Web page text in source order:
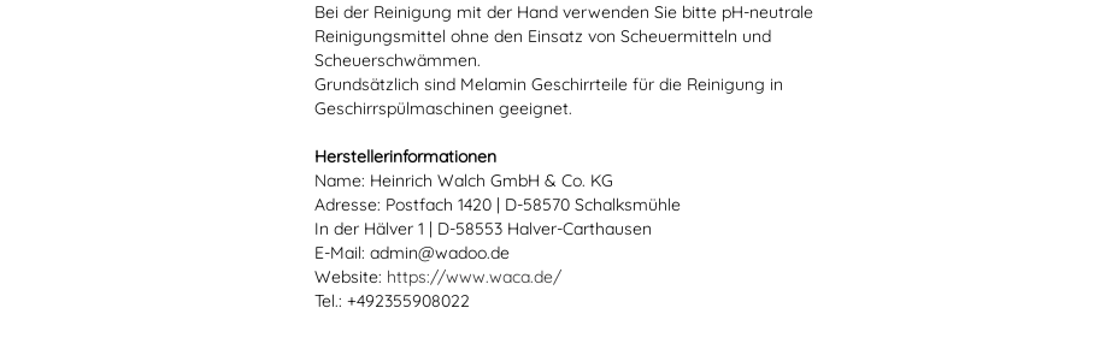
Bei der Reinigung mit der Hand verwenden Sie bitte pH-neutrale
Reinigungsmittel ohne den Einsatz von Scheuermitteln und
Scheuerschwämmen.
Grundsätzlich sind Melamin Geschirrteile für die Reinigung in
Geschirrspülmaschinen geeignet.
Herstellerinformationen
Name: Heinrich Walch GmbH & Co. KG
Adresse: Postfach 1420 | D-58570 Schalksmühle
In der Hälver 1 | D-58553 Halver-Carthausen
E-Mail: admin@wadoo.de
Website: https://www.waca.de/
Tel.: +492355908022